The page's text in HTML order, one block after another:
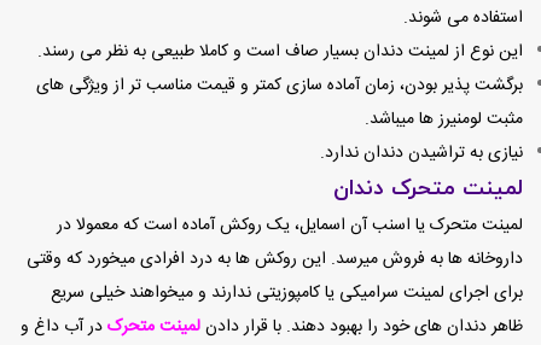
استفاده می شوند.
این نوع از لمینت دندان بسیار صاف است و کاملا طبیعی به نظر می رسند.
برگشت پذیر بودن، زمان آماده سازی کمتر و قیمت مناسب تر از ویژگی های
مثبت لومنیرز ها میباشد.
نیازی به تراشیدن دندان ندارد.
لمینت متحرک دندان
لمینت متحرک یا اسنب آن اسمایل، یک روکش آماده است که معمولا در
داروخانه ها به فروش میرسد. این روکش ها به درد افرادی میخورد که وقتی
برای اجرای لمینت سرامیکی یا کامپوزیتی ندارند و میخواهند خیلی سریع
ظاهر دندان های خود را بهبود دهند. با قرار دادنلمینت متحرکدر آب داغ و